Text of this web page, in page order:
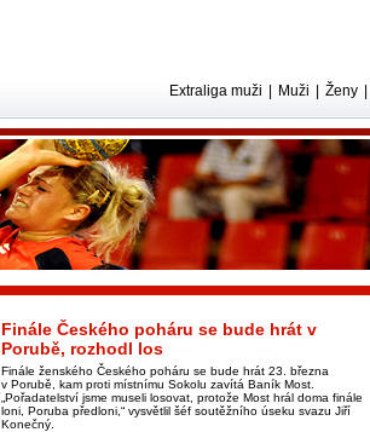
Extraliga muži Muži Ženy
Finále Českého poháru se bude hrát v
Porubě, rozhodl los
Finále ženského Českého poháru se bude hrát 23. března
v Porubě, kam proti místnímu Sokolu zavítá Baník Most.
„Pořadatelství jsme museli losovat, protože Most hrál doma finále
loni, Poruba předloni,“ vysvětlil šéf soutěžního úseku svazu Jiří
Konečný.